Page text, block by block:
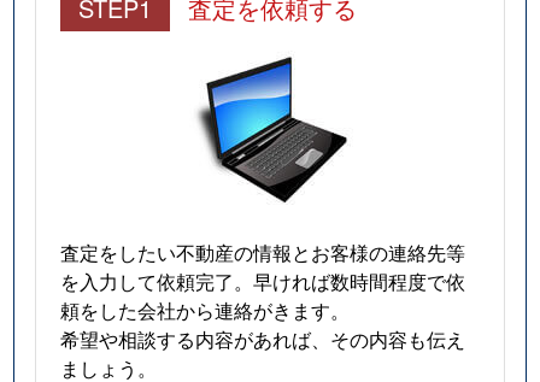
STEP1 査定を依頼する
査定をしたい不動産の情報とお客様の連絡先等
を入力して依頼完了。早ければ数時間程度で依
頼をした会社から連絡がきます。
希望や相談する内容があれば、その内容も伝え
ましょう。